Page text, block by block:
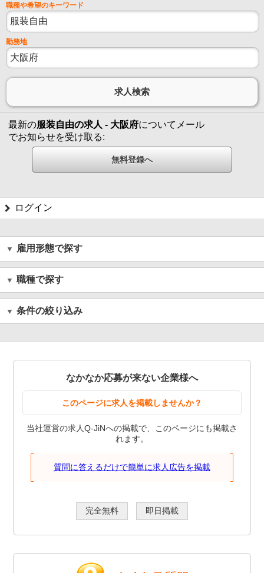
職種や希望のキーワード
勤務地
最新の服装自由の求人 - 大阪府についてメール
でお知らせを受け取る:
ログイン
雇用形態で探す
職種で探す
条件の絞り込み
なかなか応募が来ない企業様へ
このページに求人を掲載しませんか？
当社運営の求人Q-JiNへの掲載で、このページにも掲載さ
れます。
質問に答えるだけで簡単に求人広告を掲載
完全無料 即日掲載